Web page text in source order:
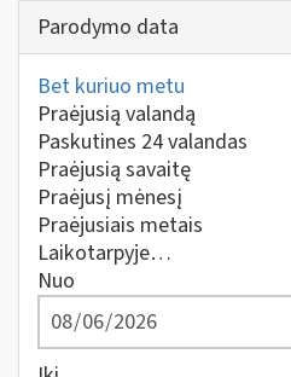
Parodymo data
Bet kuriuo metu
Praėjusią valandą
Paskutines 24 valandas
Praėjusią savaitę
Praėjusį mėnesį
Praėjusiais metais
Laikotarpyje…
Nuo